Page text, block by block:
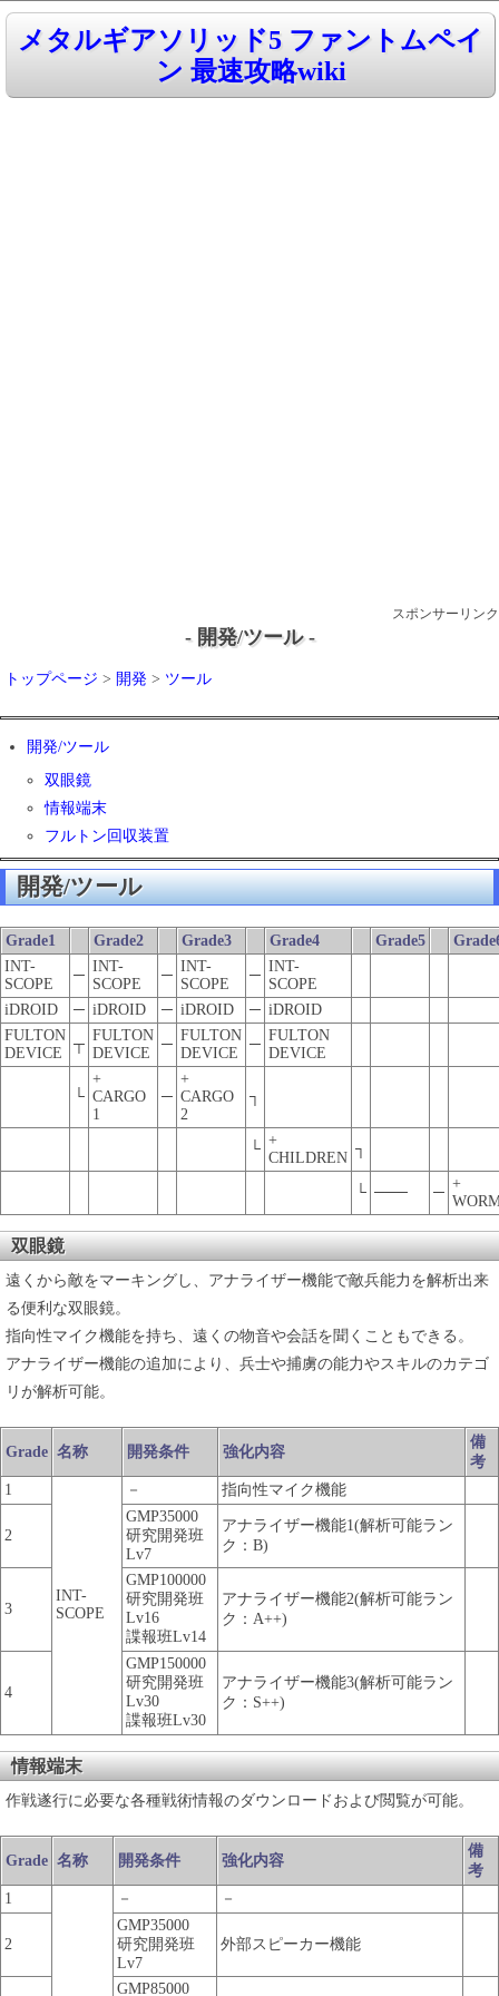
メタルギアソリッド5 ファントムペイ
ン 最速攻略wiki
スポンサーリンク
- 開発/ツール -
トップページ > 開発 > ツール
開発/ツール
双眼鏡
情報端末
フルトン回収装置
開発/ツール
Grade1 Grade2 Grade3 Grade4 Grade5
INT-
SCOPE
─
INT-
SCOPE
─
INT-
SCOPE
─
INT-
SCOPE
iDROID
─ iDROID ─ iDROID ─ iDROID
FULTON
DEVICE
┬
FULTON
DEVICE
─
FULTON
DEVICE
─
FULTON
DEVICE
└
+
CARGO
1
─
+
CARGO
2
┐
└
+
CHILDREN
┐
└ ─── ─
+
双眼鏡
遠くから敵をマーキングし、アナライザー機能で敵兵能力を解析出来
る便利な双眼鏡。
指向性マイク機能を持ち、遠くの物音や会話を聞くこともできる。
アナライザー機能の追加により、兵士や捕虜の能力やスキルのカテゴ
リが解析可能。
Grade 名称 開発条件 強化内容
備
考
1
INT-
SCOPE
－ 指向性マイク機能
2
GMP35000
研究開発班
Lv7
アナライザー機能1(解析可能ラン
ク：B)
3
GMP100000
研究開発班
Lv16
諜報班Lv14
アナライザー機能2(解析可能ラン
ク：A++)
4
GMP150000
研究開発班
Lv30
諜報班Lv30
アナライザー機能3(解析可能ラン
ク：S++)
情報端末
作戦遂行に必要な各種戦術情報のダウンロードおよび閲覧が可能。
Grade 名称 開発条件 強化内容
備
考
1
－ －
2
GMP35000
研究開発班
Lv7
外部スピーカー機能
GMP85000